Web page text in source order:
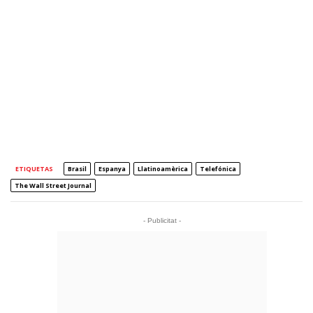
ETIQUETAS Brasil Espanya Llatinoamèrica
Telefónica
The Wall Street Journal
- Publicitat -